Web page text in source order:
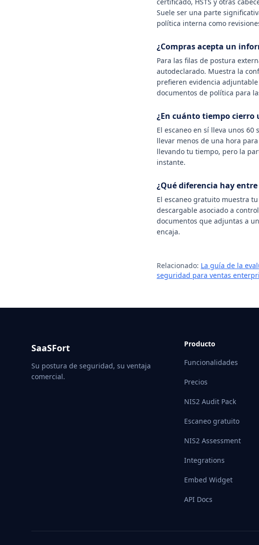
Suele ser una parte
política interna como
¿Compras acepta un
Para las filas de postura
autodeclarado. Muestra la
prefieren evidencia
documentos de política para
¿En cuánto tiempo cierro
El escaneo en sí lleva unos
llevar menos de una hora
llevando tu tiempo, pero la
instante.
¿Qué diferencia hay
El escaneo gratuito muestra
descargable asociado a
documentos que adjuntas a
encaja.
Relacionado: La guía de la
seguridad para ventas
SaaSFort
Su postura de seguridad, su ventaja
comercial.
Producto
Funcionalidades
Precios
NIS2 Audit Pack
Escaneo gratuito
NIS2 Assessment
Integrations
Embed Widget
API Docs